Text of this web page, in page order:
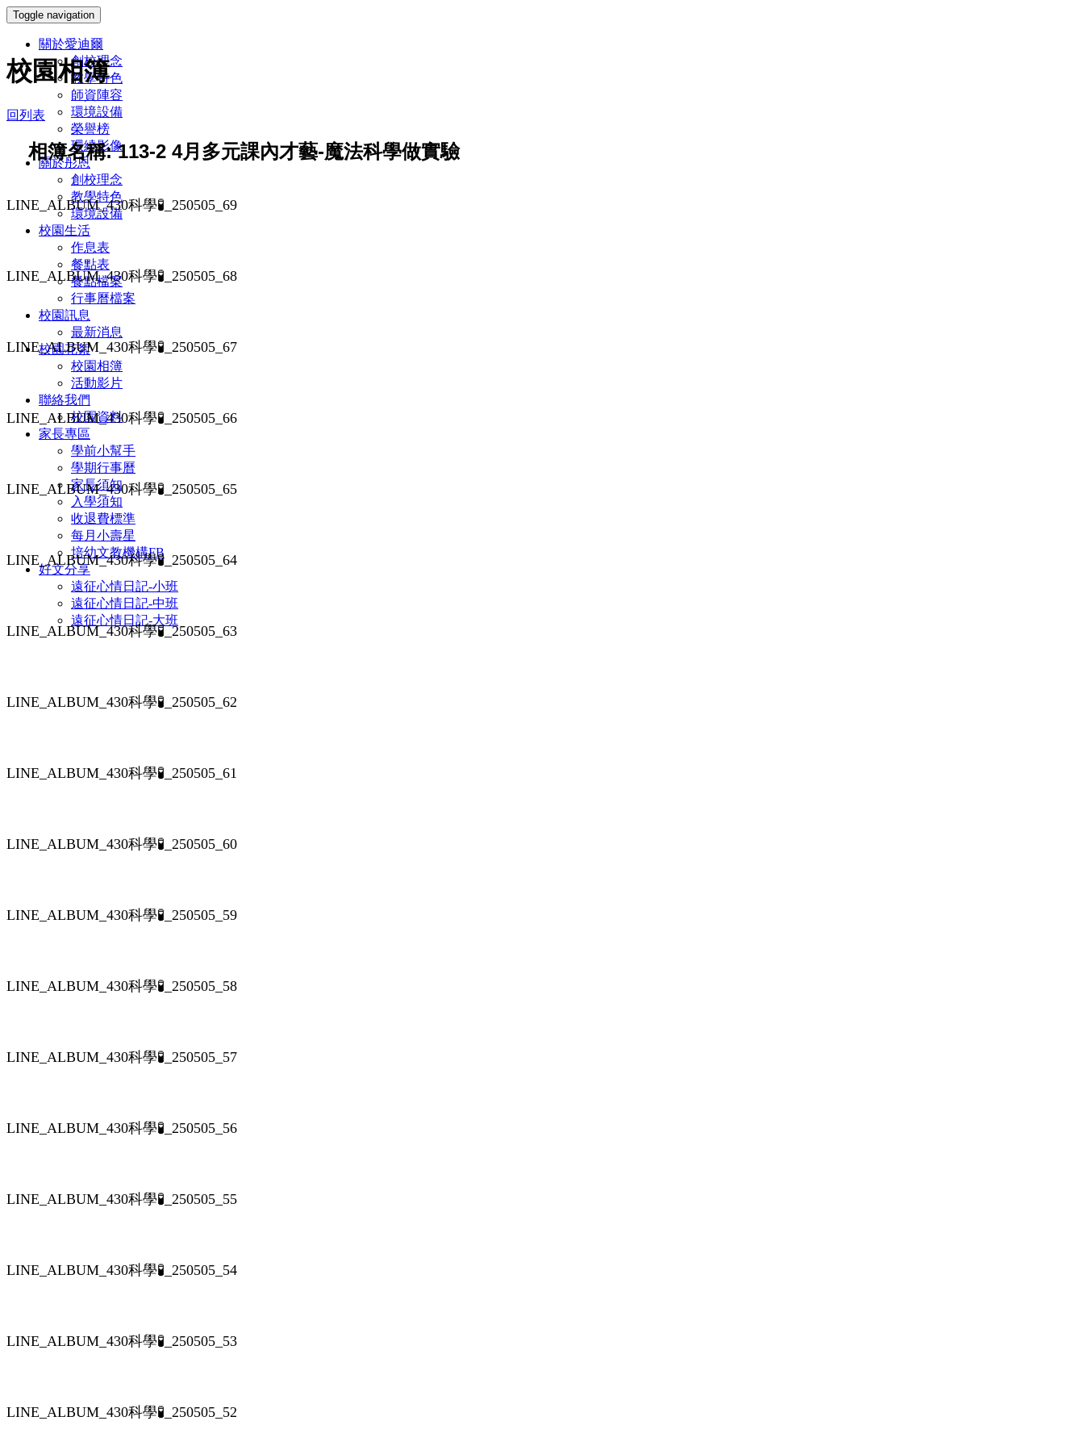
Toggle navigation
關於愛迪爾
創校理念
教學特色
師資陣容
環境設備
榮譽榜
環繞影像
關於彤恩
創校理念
教學特色
環境設備
校園生活
作息表
餐點表
餐點檔案
行事曆檔案
校園訊息
最新消息
校園花絮
校園相簿
活動影片
聯絡我們
校園資料
家長專區
學前小幫手
學期行事曆
家長須知
入學須知
收退費標準
每月小壽星
培幼文教機構FB
好文分享
遠征心情日記-小班
遠征心情日記-中班
遠征心情日記-大班
校園相簿
回列表
相簿名稱: 113-2 4月多元課內才藝-魔法科學做實驗
LINE_ALBUM_430科學🧪_250505_69
LINE_ALBUM_430科學🧪_250505_68
LINE_ALBUM_430科學🧪_250505_67
LINE_ALBUM_430科學🧪_250505_66
LINE_ALBUM_430科學🧪_250505_65
LINE_ALBUM_430科學🧪_250505_64
LINE_ALBUM_430科學🧪_250505_63
LINE_ALBUM_430科學🧪_250505_62
LINE_ALBUM_430科學🧪_250505_61
LINE_ALBUM_430科學🧪_250505_60
LINE_ALBUM_430科學🧪_250505_59
LINE_ALBUM_430科學🧪_250505_58
LINE_ALBUM_430科學🧪_250505_57
LINE_ALBUM_430科學🧪_250505_56
LINE_ALBUM_430科學🧪_250505_55
LINE_ALBUM_430科學🧪_250505_54
LINE_ALBUM_430科學🧪_250505_53
LINE_ALBUM_430科學🧪_250505_52